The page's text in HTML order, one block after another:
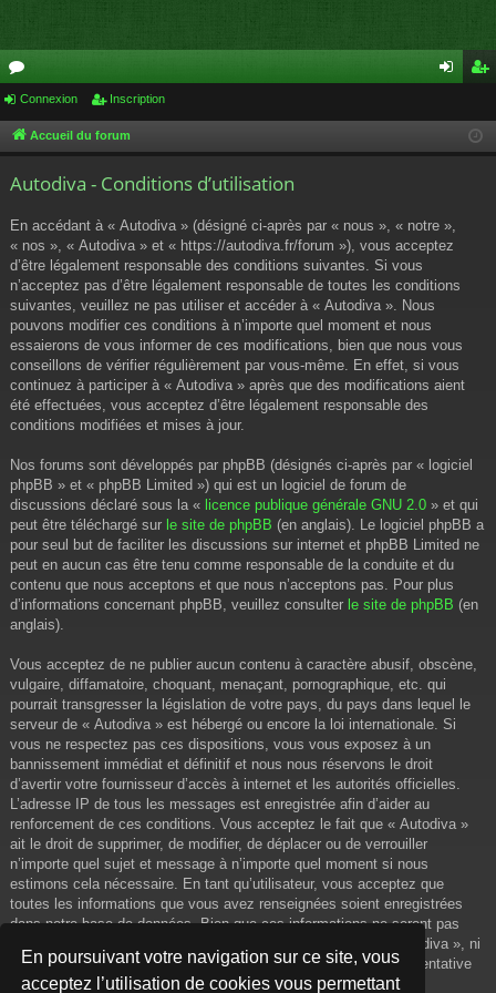
En poursuivant votre navigation sur ce site, vous
acceptez l’utilisation de cookies vous permettant
or
u cri
Connexion Inscription
Accueil du forum
Autodiva - Conditions d’utilisation
En accédant à « Autodiva » (désigné ci-après par « nous », « notre »,
« nos », « Autodiva » et « https://autodiva.fr/forum »), vous acceptez
d’être légalement responsable des conditions suivantes. Si vous
n’acceptez pas d’être légalement responsable de toutes les conditions
suivantes, veuillez ne pas utiliser et accéder à « Autodiva ». Nous
pouvons modifier ces conditions à n’importe quel moment et nous
essaierons de vous informer de ces modifications, bien que nous vous
conseillons de vérifier régulièrement par vous-même. En effet, si vous
continuez à participer à « Autodiva » après que des modifications aient
été effectuées, vous acceptez d’être légalement responsable des
conditions modifiées et mises à jour.
Nos forums sont développés par phpBB (désignés ci-après par « logiciel
phpBB » et « phpBB Limited ») qui est un logiciel de forum de
discussions déclaré sous la « licence publique générale GNU 2.0 » et qui
peut être téléchargé sur le site de phpBB (en anglais). Le logiciel phpBB a
pour seul but de faciliter les discussions sur internet et phpBB Limited ne
peut en aucun cas être tenu comme responsable de la conduite et du
contenu que nous acceptons et que nous n’acceptons pas. Pour plus
d’informations concernant phpBB, veuillez consulter le site de phpBB (en
anglais).
Vous acceptez de ne publier aucun contenu à caractère abusif, obscène,
vulgaire, diffamatoire, choquant, menaçant, pornographique, etc. qui
pourrait transgresser la législation de votre pays, du pays dans lequel le
serveur de « Autodiva » est hébergé ou encore la loi internationale. Si
vous ne respectez pas ces dispositions, vous vous exposez à un
bannissement immédiat et définitif et nous nous réservons le droit
d’avertir votre fournisseur d’accès à internet et les autorités officielles.
L’adresse IP de tous les messages est enregistrée afin d’aider au
renforcement de ces conditions. Vous acceptez le fait que « Autodiva »
ait le droit de supprimer, de modifier, de déplacer ou de verrouiller
n’importe quel sujet et message à n’importe quel moment si nous
estimons cela nécessaire. En tant qu’utilisateur, vous acceptez que
toutes les informations que vous avez renseignées soient enregistrées
dans notre base de données. Bien que ces informations ne seront pas
diffusées à une tierce partie sans votre consentement, ni « Autodiva », ni
phpBB, ne pourront être tenus comme responsables en cas de tentative
de piratage informatique visant à compromettre vos données.